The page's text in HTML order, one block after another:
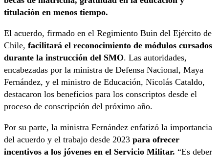
titulación en menos tiempo.
El acuerdo, firmado en el Regimiento Buin del Ejército de
Chile, facilitará el reconocimiento de módulos cursados
durante la instrucción del SMO. Las autoridades,
encabezadas por la ministra de Defensa Nacional, Maya
Fernández, y el ministro de Educación, Nicolás Cataldo,
destacaron los beneficios para los conscriptos desde el
proceso de conscripción del próximo año.
Por su parte, la ministra Fernández enfatizó la importancia
del acuerdo y el trabajo desde 2023 para ofrecer
incentivos a los jóvenes en el Servicio Militar. “Es deber